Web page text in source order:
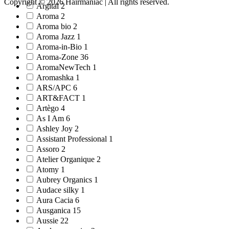
Argital 2
Aroma 2
Aroma bio 2
Aroma Jazz 1
Aroma-in-Bio 1
Aroma-Zone 36
AromaNewTech 1
Aromashka 1
ARS/АРС 6
ART&FACT 1
Artègo 4
As I Am 6
Ashley Joy 2
Assistant Professional 1
Assoro 2
Atelier Organique 2
Atomy 1
Aubrey Organics 1
Audace silky 1
Aura Cacia 6
Ausganica 15
Aussie 22
Copyright © 2026 Hairmaniac | All rights reserved.